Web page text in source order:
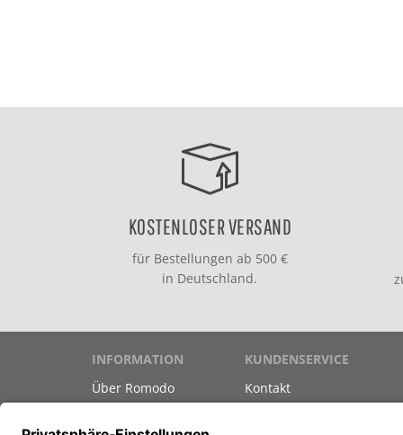
KOSTENLOSER VERSAND
für Bestellungen ab 500 €
in Deutschland.
INFORMATION
Über Romodo
KUNDENSERVICE
Kontakt